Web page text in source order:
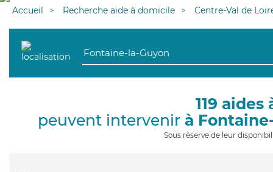
Accueil Recherche aide à domicile Centre-Val de
119
peuvent intervenir à
Sous réserve de leur